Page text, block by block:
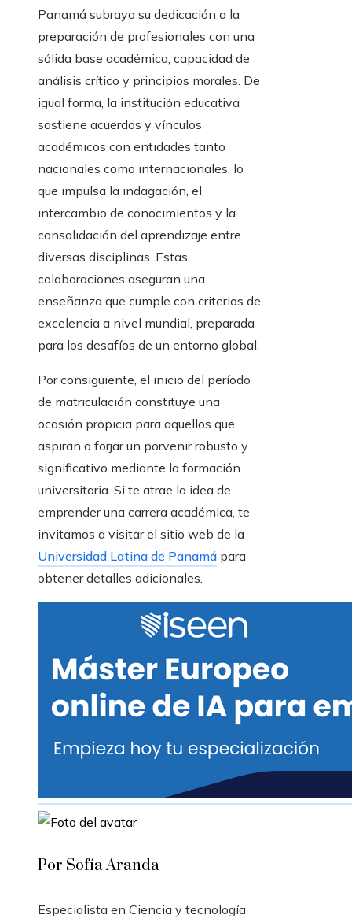
Panamá subraya su dedicación a la
preparación de profesionales con una
sólida base académica, capacidad de
análisis crítico y principios morales. De
igual forma, la institución educativa
sostiene acuerdos y vínculos
académicos con entidades tanto
nacionales como internacionales, lo
que impulsa la indagación, el
intercambio de conocimientos y la
consolidación del aprendizaje entre
diversas disciplinas. Estas
colaboraciones aseguran una
enseñanza que cumple con criterios de
excelencia a nivel mundial, preparada
para los desafíos de un entorno global.
Por consiguiente, el inicio del período
de matriculación constituye una
ocasión propicia para aquellos que
aspiran a forjar un porvenir robusto y
significativo mediante la formación
universitaria. Si te atrae la idea de
emprender una carrera académica, te
invitamos a visitar el sitio web de la
Universidad Latina de Panamá para
obtener detalles adicionales.
Por Sofía Aranda
Especialista en Ciencia y tecnología